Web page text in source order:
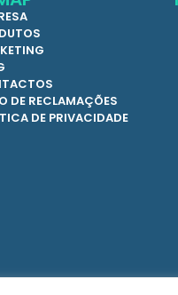
DE RECLAMAÇÕES
DE PRIVACIDADE